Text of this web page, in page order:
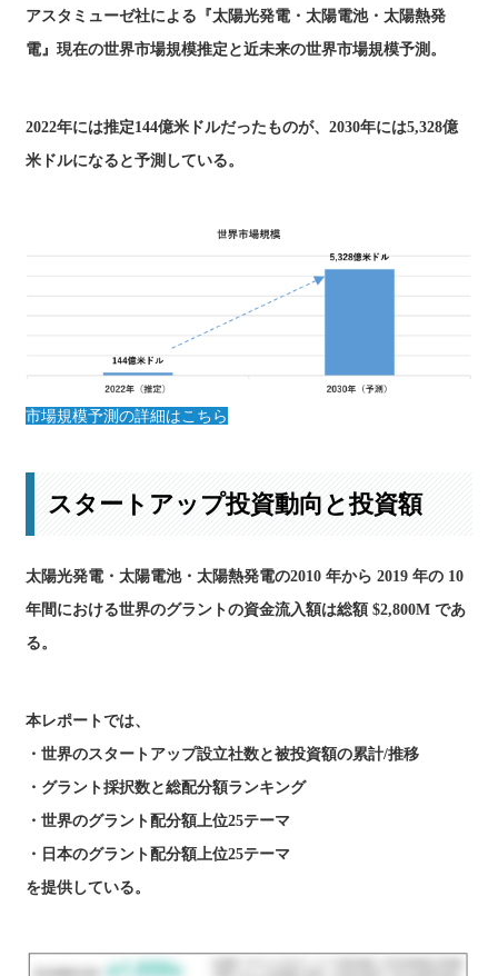
アスタミューゼ社による『太陽光発電・太陽電池・太陽熱発
電』現在の世界市場規模推定と近未来の世界市場規模予測。
2022年には推定144億米ドルだったものが、2030年には5,328億
米ドルになると予測している。
市場規模予測の詳細はこちら
スタートアップ投資動向と投資額
太陽光発電・太陽電池・太陽熱発電の2010 年から 2019 年の 10
年間における世界のグラントの資金流入額は総額 $2,800M であ
る。
本レポートでは、
・世界のスタートアップ設立社数と被投資額の累計/推移
・グラント採択数と総配分額ランキング
・世界のグラント配分額上位25テーマ
・日本のグラント配分額上位25テーマ
を提供している。